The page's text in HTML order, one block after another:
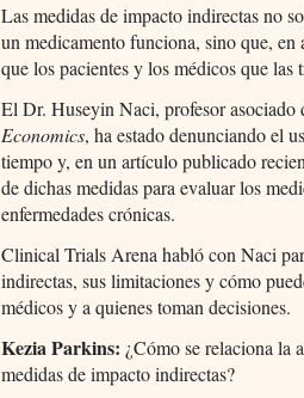
Las medidas de impacto indirectas no
un medicamento funciona, sino que, en
que los pacientes y los médicos que las
El Dr. Huseyin Naci, profesor asociado
Economics, ha estado denunciando el
tiempo y, en un artículo publicado
de dichas medidas para evaluar los
enfermedades crónicas.
Clinical Trials Arena habló con Naci
indirectas, sus limitaciones y cómo
médicos y a quienes toman decisiones.
Kezia Parkins: ¿Cómo se relaciona la
medidas de impacto indirectas?